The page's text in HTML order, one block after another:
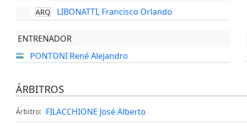
ARQ LIBONATTI, Francisco Orlando
ENTRENADOR
PONTONI René Alejandro
ÁRBITROS
Árbitro: FILACCHIONE José Alberto